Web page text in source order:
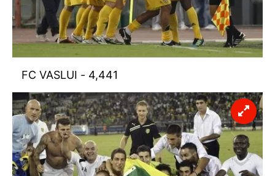
FC VASLUI - 4,441